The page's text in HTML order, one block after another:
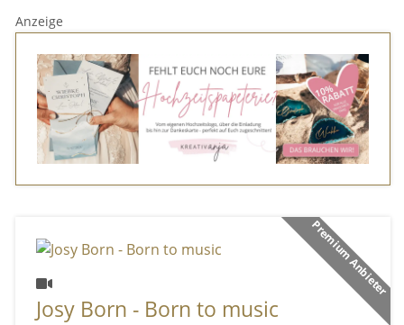
Anzeige
Premium Anbieter
Josy Born - Born to music